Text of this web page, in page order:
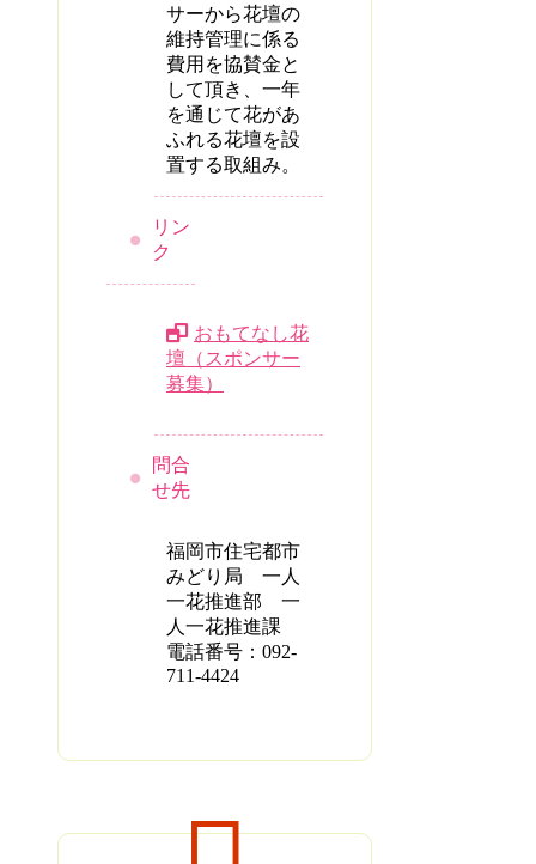
サーから花壇の
維持管理に係る
費用を協賛金と
して頂き、一年
を通じて花があ
ふれる花壇を設
置する取組み。
リン
ク
おもてなし花
壇（スポンサー
募集）
問合
せ先
福岡市住宅都市
みどり局 一人
一花推進部 一
人一花推進課
電話番号：092-
711-4424